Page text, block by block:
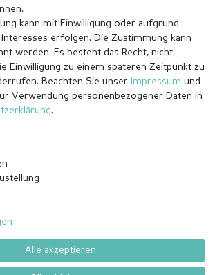
Daten­schutz­erklärung
Rechte vorbehalten.
kann mit Einwilligung oder aufgrund
erfolgen. Die Zustimmung kann
werden. Es besteht das Recht, nicht
Einwilligung zu einem späteren Zeitpunkt zu
Beachten Sie unser Impressum und
Verwendung personenbezogener Daten in
.
Alle akzeptieren